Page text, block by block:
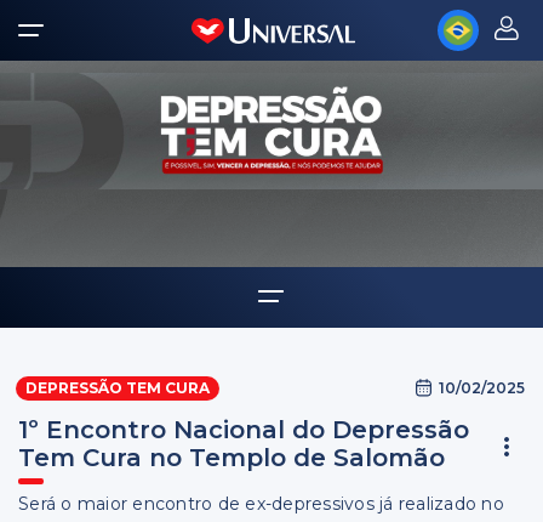
Notícias
DEPRESSÃO TEM CURA 10/02/2025
1º Encontro Nacional do Depressão
Tem Cura no Templo de Salomão
Será o maior encontro de ex-depressivos já realizado no